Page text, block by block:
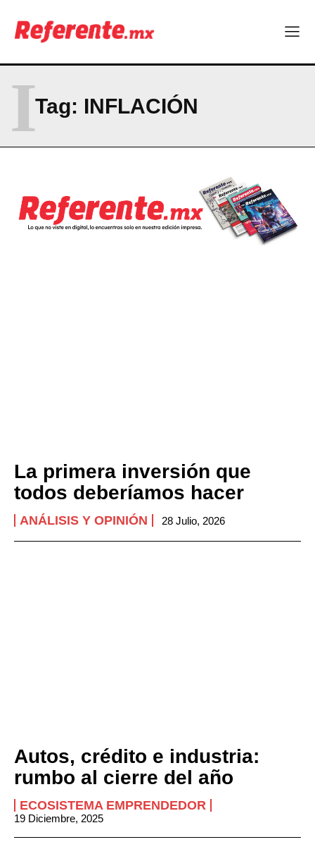
Tag: INFLACIÓN
I
La primera inversión que
todos deberíamos hacer
ANÁLISIS Y OPINIÓN 28 Julio, 2026
Autos, crédito e industria:
rumbo al cierre del año
ECOSISTEMA EMPRENDEDOR
19 Diciembre, 2025